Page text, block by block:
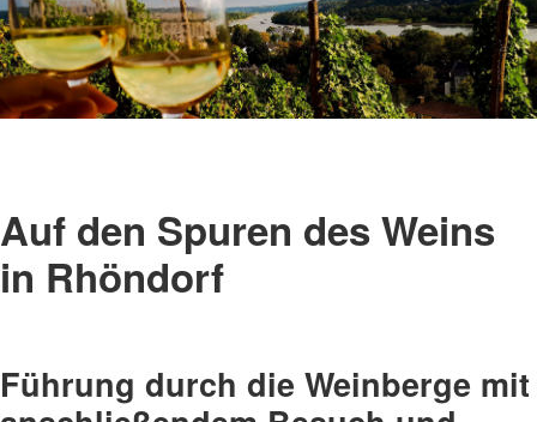
Auf den Spuren des Weins
in Rhöndorf
Führung durch die Weinberge mit